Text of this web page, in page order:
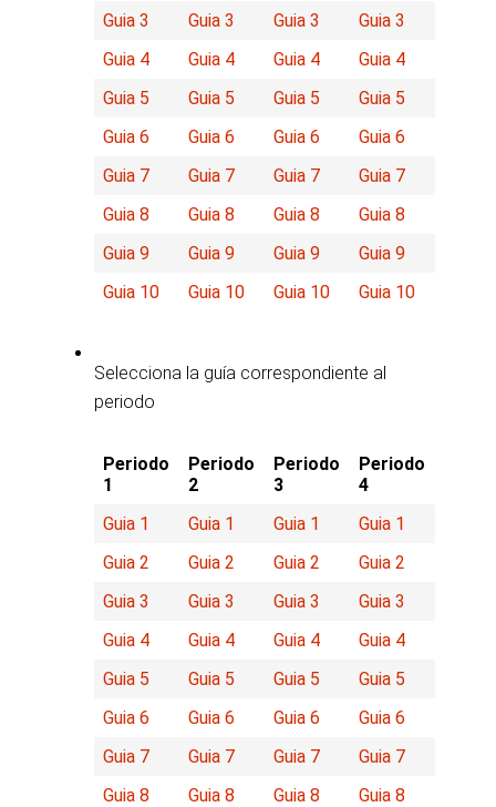
Guia 3
Guia 3 Guia 3
Guia 3
Guia 4
Guia 4 Guia 4
Guia 4
Guia 5
Guia 5 Guia 5
Guia 5
Guia 6
Guia 6 Guia 6
Guia 6
Guia 7
Guia 7 Guia 7
Guia 7
Guia 8
Guia 8 Guia 8
Guia 8
Guia 9
Guia 9 Guia 9
Guia 9
Guia 10
Guia 10 Guia 10 Guia 10
Selecciona la guía correspondiente al
periodo
Periodo
1
Periodo
2
Periodo
3
Periodo
4
Guia 1
Guia 1 Guia 1
Guia 1
Guia 2
Guia 2 Guia 2
Guia 2
Guia 3
Guia 3 Guia 3
Guia 3
Guia 4
Guia 4 Guia 4
Guia 4
Guia 5
Guia 5 Guia 5
Guia 5
Guia 6
Guia 6 Guia 6
Guia 6
Guia 7
Guia 7 Guia 7
Guia 7
Guia 8
Guia 8 Guia 8
Guia 8